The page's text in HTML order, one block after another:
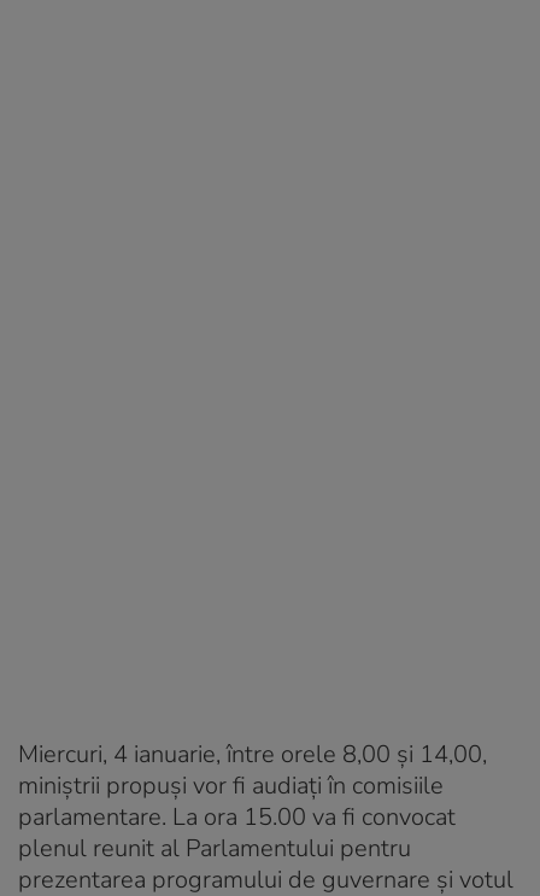
Miercuri, 4 ianuarie, între orele 8,00 și 14,00,
miniştrii propuşi vor fi audiaţi în comisiile
parlamentare. La ora 15.00 va fi convocat
plenul reunit al Parlamentului pentru
prezentarea programului de guvernare şi votul